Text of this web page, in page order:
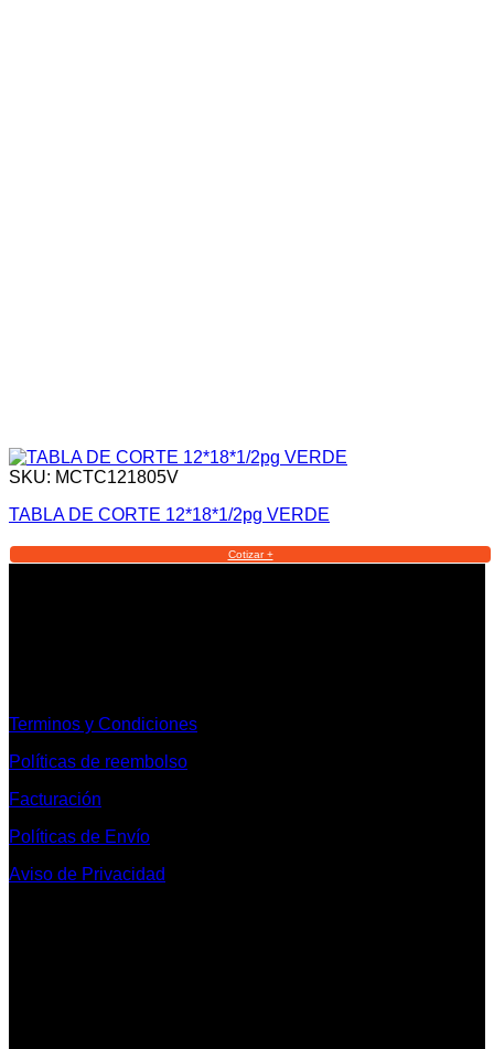
SKU: MCTC121805V
TABLA DE CORTE 12*18*1/2pg VERDE
Cotizar +
Terminos y Condiciones
Políticas de reembolso
Facturación
Políticas de Envío
Aviso de Privacidad